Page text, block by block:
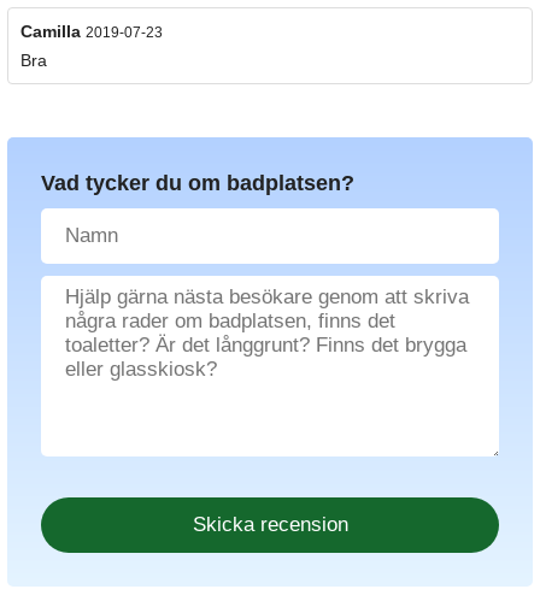
Camilla 2019-07-23
Bra
Vad tycker du om badplatsen?